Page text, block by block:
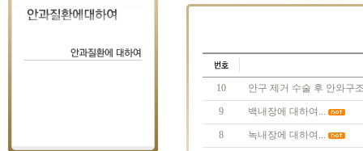
10 안구 제거 수술 후 안와구
9 백내장에 대하여...
8 녹내장에 대하여...